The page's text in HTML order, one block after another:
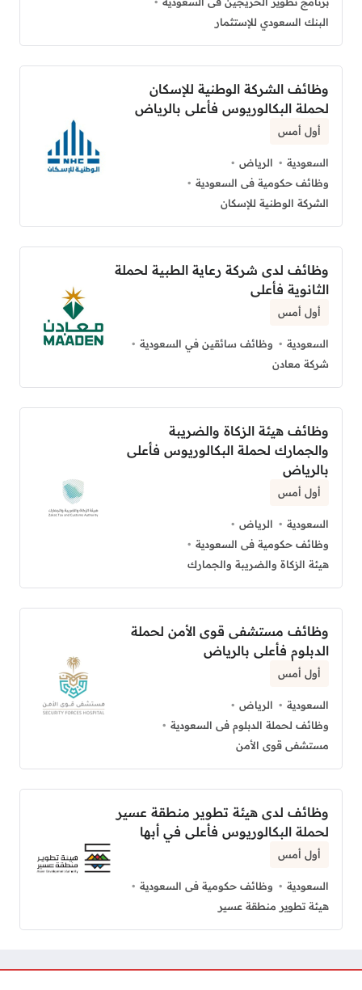
البنك السعودي للإستثمار
وظائف الشركة الوطنية للإسكان
لحملة البكالوريوس فأعلى بالرياض
أول أمس
السعودية
الرياض
وظائف حكومية فى السعودية
الشركة الوطنية للإسكان
وظائف لدى شركة رعاية الطبية لحملة
الثانوية فأعلى
أول أمس
السعودية
وظائف سائقين في السعودية
شركة معادن
وظائف هيئة الزكاة والضريبة
والجمارك لحملة البكالوريوس فأعلى
بالرياض
أول أمس
السعودية
الرياض
وظائف حكومية فى السعودية
هيئة الزكاة والضريبة والجمارك
وظائف مستشفى قوى الأمن لحملة
الدبلوم فأعلى بالرياض
أول أمس
السعودية
الرياض
وظائف لحملة الدبلوم فى السعودية
مستشفى قوى الأمن
وظائف لدى هيئة تطوير منطقة عسير
لحملة البكالوريوس فأعلى في أبها
أول أمس
السعودية
وظائف حكومية فى السعودية
هيئة تطوير منطقة عسير